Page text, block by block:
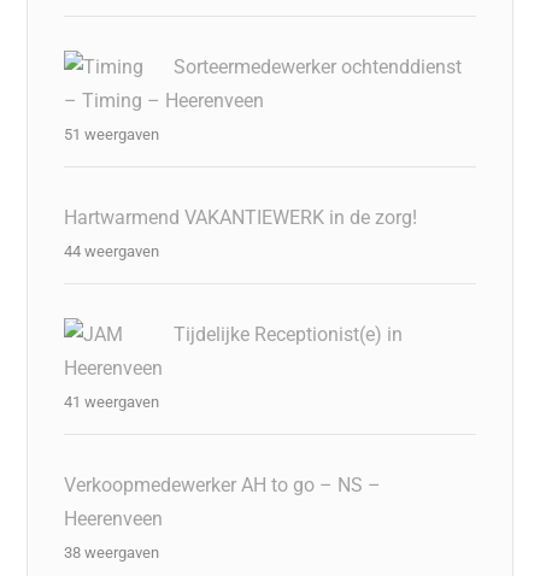
Sorteermedewerker ochtenddienst
– Timing – Heerenveen
51 weergaven
Hartwarmend VAKANTIEWERK in de zorg!
44 weergaven
Tijdelijke Receptionist(e) in
Heerenveen
41 weergaven
Verkoopmedewerker AH to go – NS –
Heerenveen
38 weergaven